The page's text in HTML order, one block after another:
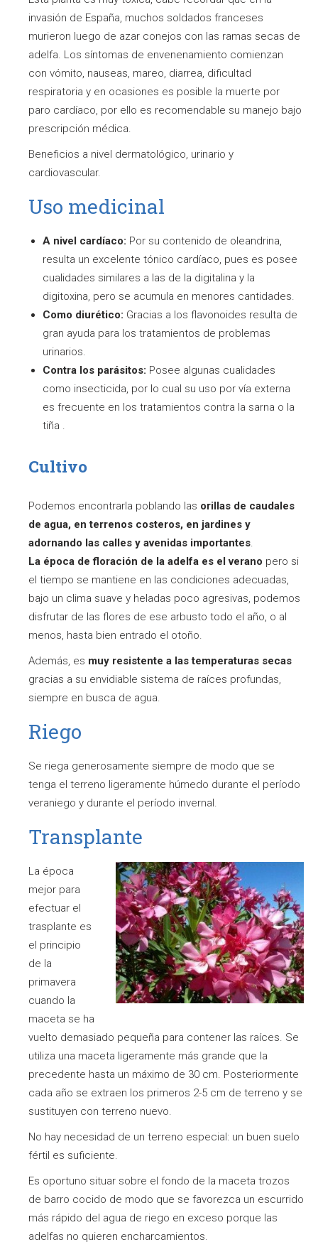
invasión de España, muchos soldados franceses
murieron luego de azar conejos con las ramas secas de
adelfa. Los síntomas de envenenamiento comienzan
con vómito, nauseas, mareo, diarrea, dificultad
respiratoria y en ocasiones es posible la muerte por
paro cardíaco, por ello es recomendable su manejo bajo
prescripción médica.
Beneficios a nivel dermatológico, urinario y
cardiovascular.
Uso medicinal
A nivel cardíaco: Por su contenido de oleandrina,
resulta un excelente tónico cardíaco, pues es posee
cualidades similares a las de la digitalina y la
digitoxina, pero se acumula en menores cantidades.
Como diurético: Gracias a los flavonoides resulta de
gran ayuda para los tratamientos de problemas
urinarios.
Contra los parásitos: Posee algunas cualidades
como insecticida, por lo cual su uso por vía externa
es frecuente en los tratamientos contra la sarna o la
tiña .
Cultivo
Podemos encontrarla poblando las orillas de caudales
de agua, en terrenos costeros, en jardines y
adornando las calles y avenidas importantes.
La época de floración de la adelfa es el verano pero si
el tiempo se mantiene en las condiciones adecuadas,
bajo un clima suave y heladas poco agresivas, podemos
disfrutar de las flores de ese arbusto todo el año, o al
menos, hasta bien entrado el otoño.
Además, es muy resistente a las temperaturas secas
gracias a su envidiable sistema de raíces profundas,
siempre en busca de agua.
Riego
Se riega generosamente siempre de modo que se
tenga el terreno ligeramente húmedo durante el período
veraniego y durante el período invernal.
Transplante
La época
mejor para
efectuar el
trasplante es
el principio
de la
primavera
cuando la
maceta se ha
vuelto demasiado pequeña para contener las raíces. Se
utiliza una maceta ligeramente más grande que la
precedente hasta un máximo de 30 cm. Posteriormente
cada año se extraen los primeros 2-5 cm de terreno y se
sustituyen con terreno nuevo.
No hay necesidad de un terreno especial: un buen suelo
fértil es suficiente.
Es oportuno situar sobre el fondo de la maceta trozos
de barro cocido de modo que se favorezca un escurrido
más rápido del agua de riego en exceso porque las
adelfas no quieren encharcamientos.